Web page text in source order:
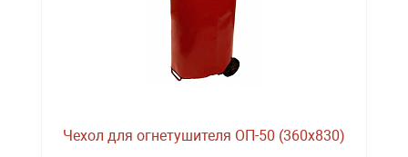
Чехол для огнетушителя ОП-50 (360х830)